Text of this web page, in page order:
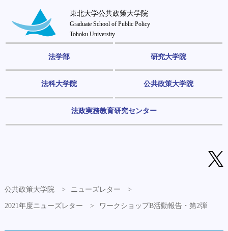
東北大学公共政策大学院
Graduate School of Public Policy
Tohoku University
法学部 研究大学院
法科大学院 公共政策大学院
法政実務教育研究センター
公共政策大学院 ニューズレター
2021年度ニューズレター ワークショップB活動報告・第2弾